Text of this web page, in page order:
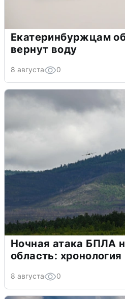
Екатеринбуржцам
вернут воду
8 августа 0
Ночная атака БПЛА
область: хронология
8 августа 0